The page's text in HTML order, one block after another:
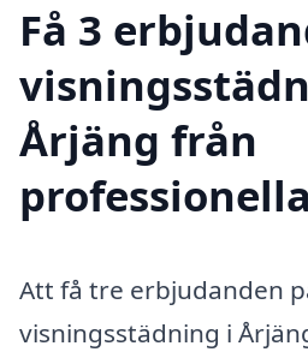
Få 3
Årjäng från
Att få tre erbjudanden
visningsstädning i